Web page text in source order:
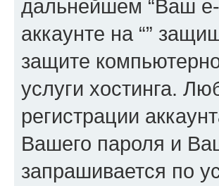
дальнейшем “Ваш
аккаунте на “”
защите
услуги хостинга.
регистрации
Вашего пароля и
запрашивается по